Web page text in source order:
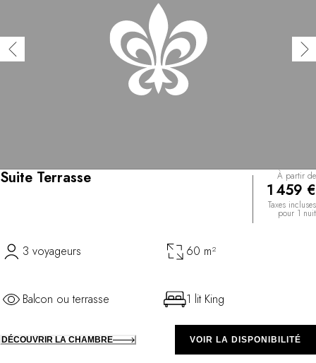
Suite Terrasse À partir de
1 459 €
Taxes incluses
pour 1 nuit
3 voyageurs 60 m²
Balcon ou terrasse 1 lit King
DÉCOUVRIR LA CHAMBRE VOIR LA DISPONIBILITÉ